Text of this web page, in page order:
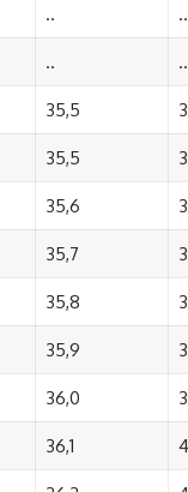
.. ..
.. ..
35,5
35,5
35,6
35,7
35,8
35,9
36,0
36,1